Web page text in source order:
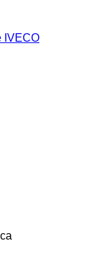
IVECO